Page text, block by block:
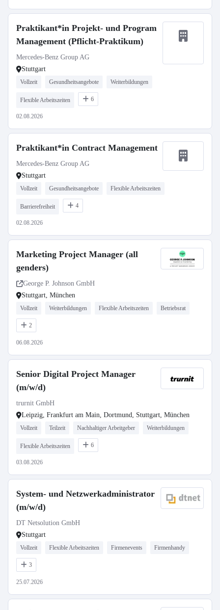
Praktikant*in Projekt- und Program
Management (Pflicht-Praktikum)
Mercedes-Benz Group AG
Stuttgart
Vollzeit Gesundheitsangebote Weiterbildungen
Flexible Arbeitszeiten 6
02.08.2026
Praktikant*in Contract Management
Mercedes-Benz Group AG
Stuttgart
Vollzeit Gesundheitsangebote Flexible Arbeitszeiten
Barrierefreiheit 4
02.08.2026
Marketing Project Manager (all
genders)
George P. Johnson GmbH
Stuttgart, München
Vollzeit Weiterbildungen Flexible Arbeitszeiten Betriebsrat
2
06.08.2026
Senior Digital Project Manager
(m/w/d)
trurnit GmbH
Leipzig, Frankfurt am Main, Dortmund, Stuttgart, München
Vollzeit Teilzeit Nachhaltiger Arbeitgeber Weiterbildungen
Flexible Arbeitszeiten 6
03.08.2026
System- und Netzwerkadministrator
(m/w/d)
DT Netsolution GmbH
Stuttgart
Vollzeit Flexible Arbeitszeiten Firmenevents Firmenhandy
3
25.07.2026